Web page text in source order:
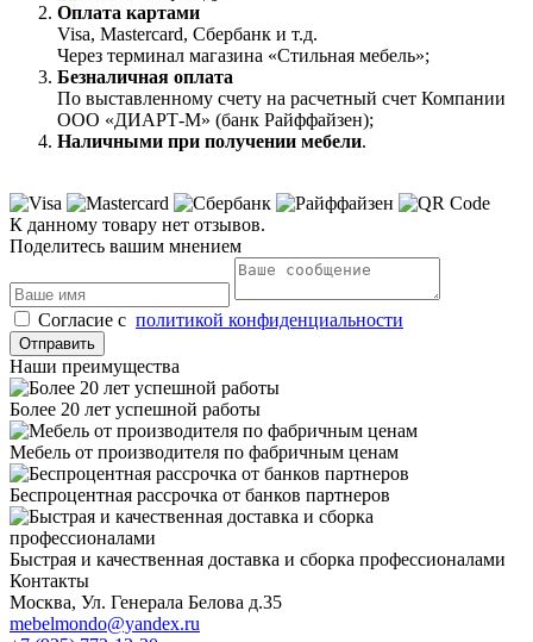
Оплата картами
Visa, Mastercard, Сбербанк и т.д.
Через терминал магазина «Стильная мебель»;
Безналичная оплата
По выставленному счету на расчетный счет Компании
ООО «ДИАРТ-М» (банк Райффайзен);
Наличными при получении мебели.
К данному товару нет отзывов.
Поделитесь вашим мнением
Cогласие с политикой конфиденциальности
Отправить
Наши преимущества
Более 20 лет успешной работы
Мебель от производителя по фабричным ценам
Беспроцентная рассрочка от банков партнеров
Быстрая и качественная доставка и сборка профессионалами
Контакты
Москва, Ул. Генерала Белова д.35
mebelmondo@yandex.ru